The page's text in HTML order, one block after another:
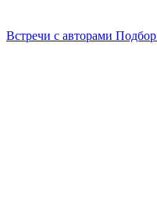
Встречи с авторами Подбор